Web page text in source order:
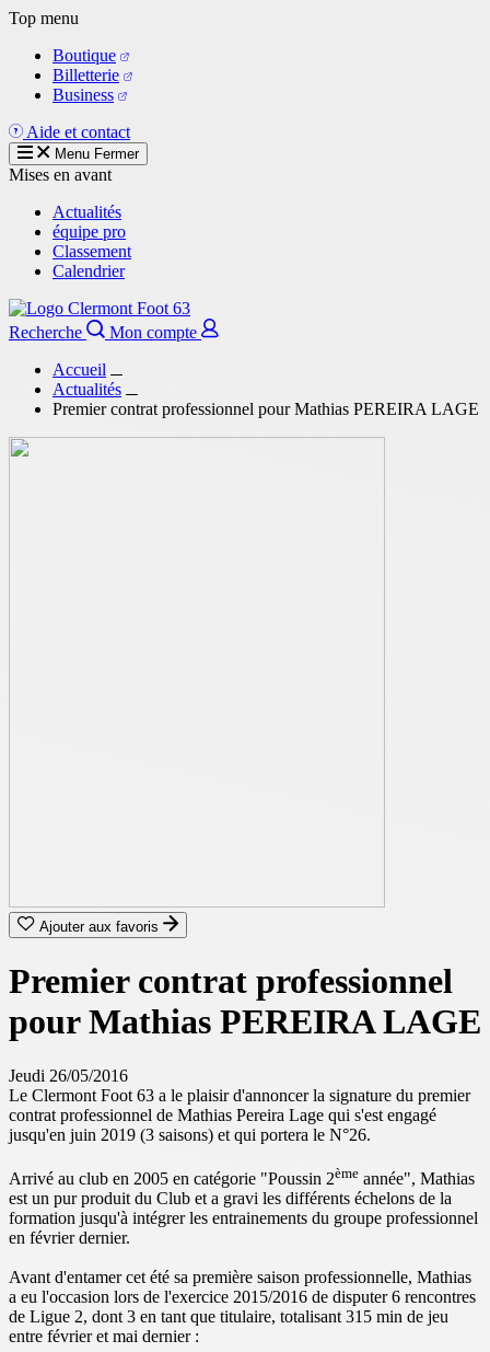
Aller
contenu
principal
Top menu
Boutique
Billetterie
Business
Aide et contact
Menu Fermer
Mises en avant
Actualités
équipe pro
Classement
Calendrier
Recherche
Mon compte
Accueil
Actualités
Premier contrat professionnel pour Mathias PEREIRA LAGE
Ajouter aux favoris
Premier contrat professionnel
pour Mathias PEREIRA LAGE
Jeudi 26/05/2016
Le Clermont Foot 63 a le plaisir d'annoncer la signature du premier
contrat professionnel de Mathias Pereira Lage qui s'est engagé
jusqu'en juin 2019 (3 saisons) et qui portera le N°26.
Arrivé au club en 2005 en catégorie "Poussin 2ème année", Mathias
est un pur produit du Club et a gravi les différents échelons de la
formation jusqu'à intégrer les entrainements du groupe professionnel
en février dernier.
Avant d'entamer cet été sa première saison professionnelle, Mathias
a eu l'occasion lors de l'exercice 2015/2016 de disputer 6 rencontres
de Ligue 2, dont 3 en tant que titulaire, totalisant 315 min de jeu
entre février et mai dernier :